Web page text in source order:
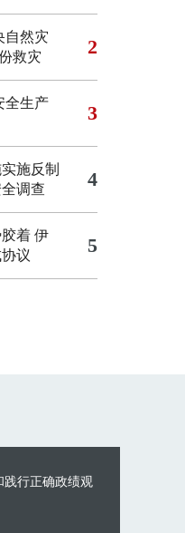
自然灾
救灾
2
全生产
3
施反制
调查
4
着 伊
议
5
践行正确政绩观